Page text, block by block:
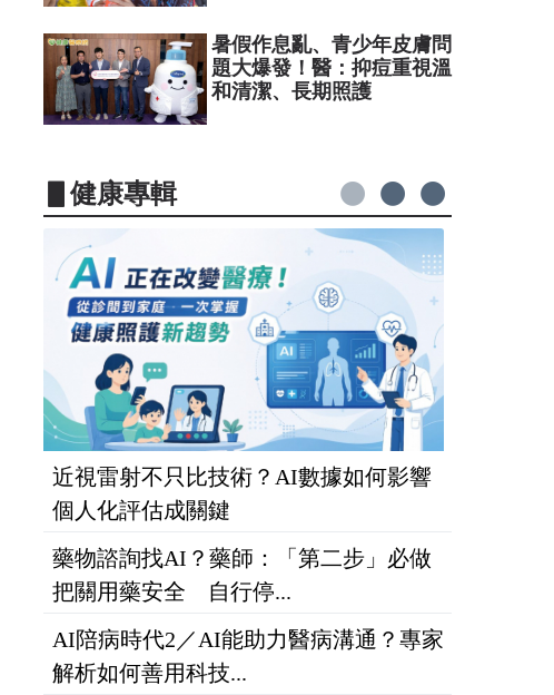
暑假作息亂、青少年皮膚問
題大爆發！醫：抑痘重視溫
和清潔、長期照護
▋健康專輯
近視雷射不只比技術？AI數據如何影響
個人化評估成關鍵
藥物諮詢找AI？藥師：「第二步」必做
把關用藥安全 自行停...
AI陪病時代2／AI能助力醫病溝通？專家
解析如何善用科技...